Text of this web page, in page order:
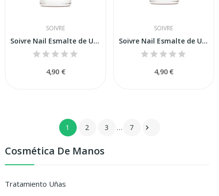
Cosmética De Manos
Tratamiento Uñas
SOIVRE
Soivre Nail Esmalte de Uñas Old PInk 6ml
4,90 €
SOIVRE
Soivre Nail Esmalte de Uñas Pink 6ml
4,90 €
1 2 3 … 7 